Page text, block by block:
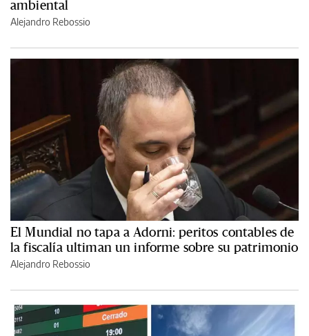
ambiental
Alejandro Rebossio
El Mundial no tapa a Adorni: peritos contables de
la fiscalía ultiman un informe sobre su patrimonio
Alejandro Rebossio